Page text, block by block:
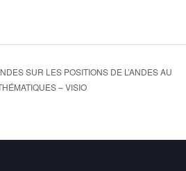
SUR LES POSITIONS DE L’ANDES AU
– VISIO